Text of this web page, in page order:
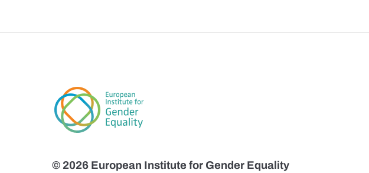
© 2026 European Institute for Gender Equality